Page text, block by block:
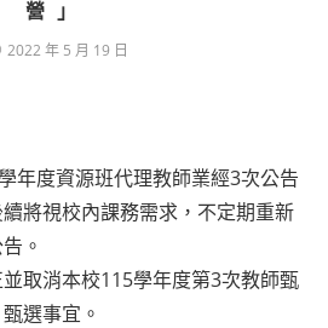
營」
2022 年 5 月 19 日
年度資源班代理教師業經3次公告
將視校內課務需求，不定期重新
。
並取消本校115學年度第3次教師甄
選事宜。